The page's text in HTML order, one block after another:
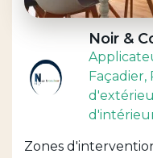
Noir &
Façadier,
Zones